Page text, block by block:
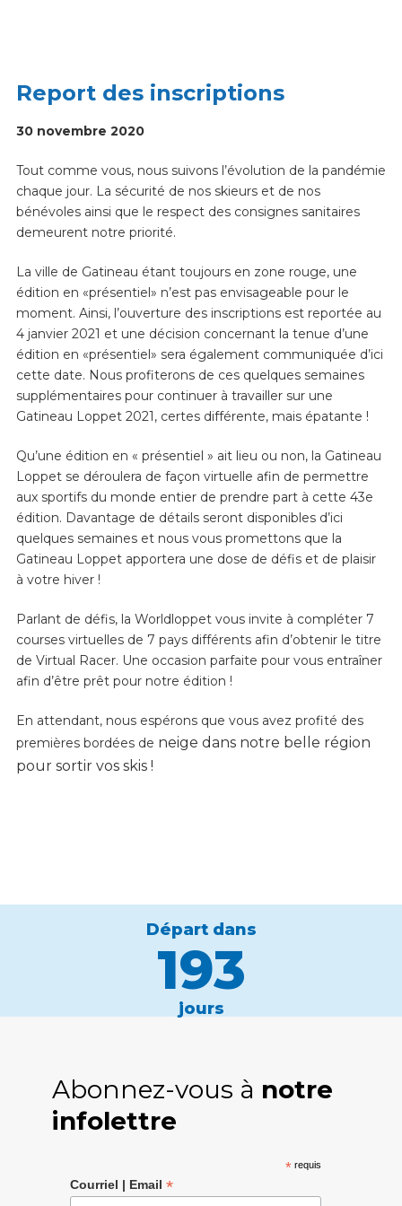
Report des inscriptions
30 novembre 2020
Tout comme vous, nous suivons l’évolution de la pandémie
chaque jour. La sécurité de nos skieurs et de nos
bénévoles ainsi que le respect des consignes sanitaires
demeurent notre priorité.
La ville de Gatineau étant toujours en zone rouge, une
édition en «présentiel» n’est pas envisageable pour le
moment. Ainsi, l’ouverture des inscriptions est reportée au
4 janvier 2021 et une décision concernant la tenue d’une
édition en «présentiel» sera également communiquée d’ici
cette date. Nous profiterons de ces quelques semaines
supplémentaires pour continuer à travailler sur une
Gatineau Loppet 2021, certes différente, mais épatante !
Qu’une édition en « présentiel » ait lieu ou non, la Gatineau
Loppet se déroulera de façon virtuelle afin de permettre
aux sportifs du monde entier de prendre part à cette 43e
édition. Davantage de détails seront disponibles d’ici
quelques semaines et nous vous promettons que la
Gatineau Loppet apportera une dose de défis et de plaisir
à votre hiver !
Parlant de défis, la Worldloppet vous invite à compléter 7
courses virtuelles de 7 pays différents afin d’obtenir le titre
de Virtual Racer. Une occasion parfaite pour vous entraîner
afin d’être prêt pour notre édition !
En attendant, nous espérons que vous avez profité des
premières bordées de neige dans notre belle région
pour sortir vos skis !
Départ dans
193
jours
Abonnez-vous à notre
infolettre
* requis
Courriel | Email *